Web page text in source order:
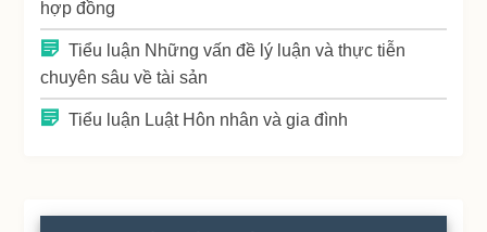
hợp đồng
Tiểu luận Những vấn đề lý luận và thực tiễn
chuyên sâu về tài sản
Tiểu luận Luật Hôn nhân và gia đình